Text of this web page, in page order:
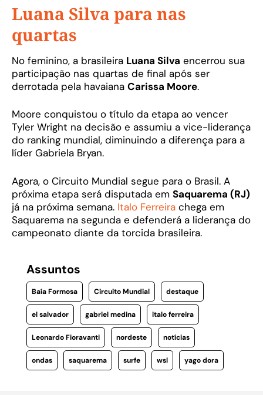
Luana Silva para nas
quartas
No feminino, a brasileira Luana Silva encerrou sua
participação nas quartas de final após ser
derrotada pela havaiana Carissa Moore.
Moore conquistou o título da etapa ao vencer
Tyler Wright na decisão e assumiu a vice-liderança
do ranking mundial, diminuindo a diferença para a
líder Gabriela Bryan.
Agora, o Circuito Mundial segue para o Brasil. A
próxima etapa será disputada em Saquarema (RJ)
já na próxima semana. Italo Ferreira chega em
Saquarema na segunda e defenderá a liderança do
campeonato diante da torcida brasileira.
Assuntos
Baía Formosa Circuito Mundial destaque
el salvador gabriel medina italo ferreira
Leonardo Fioravanti nordeste notícias
ondas saquarema surfe wsl yago dora